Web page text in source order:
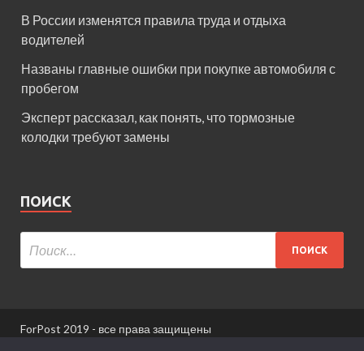
В России изменятся правила труда и отдыха
водителей
Названы главные ошибки при покупке автомобиля с
пробегом
Эксперт рассказал, как понять, что тормозные
колодки требуют замены
ПОИСК
ForPost 2019 - все права защищены